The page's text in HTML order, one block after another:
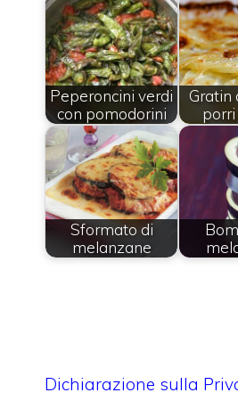
Peperoncini verdi
con pomodorini
Gratin
porri
Sformato di
melanzane
Dichiarazione sulla